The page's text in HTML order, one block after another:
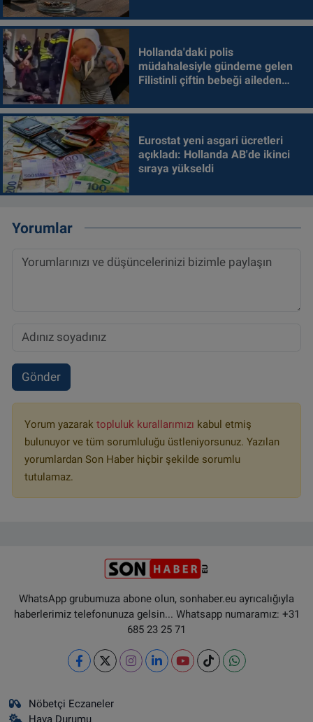
Hollanda'daki polis
müdahalesiyle gündeme gelen
Filistinli çiftin bebeği aileden
Eurostat yeni asgari ücretleri
açıkladı: Hollanda AB'de ikinci
sıraya yükseldi
Yorumlar
Gönder
Yorum yazarak topluluk kurallarımızı kabul etmiş
bulunuyor ve tüm sorumluluğu üstleniyorsunuz. Yazılan
yorumlardan Son Haber hiçbir şekilde sorumlu
tutulamaz.
WhatsApp grubumuza abone olun, sonhaber.eu ayrıcalığıyla
haberlerimiz telefonunuza gelsin... Whatsapp numaramız: +31
685 23 25 71
Nöbetçi Eczaneler
Hava Durumu